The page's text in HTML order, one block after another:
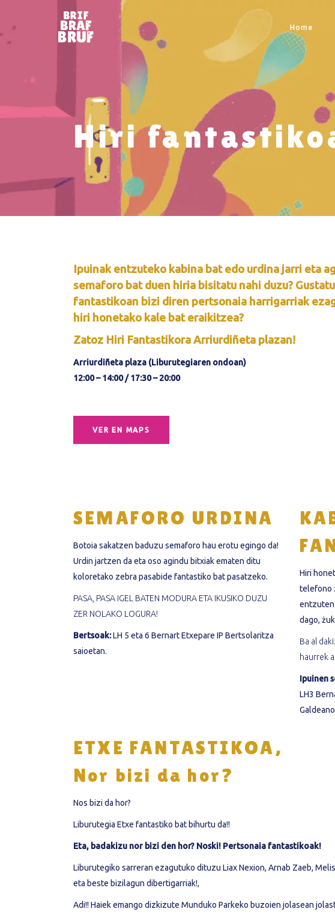
Home
Hiri
Ipuinak entzuteko kabina bat edo urdina jarri eta
semaforo bat duen hiria bisitatu nahi duzu?
fantastikoan bizi diren pertsonaia harrigarriak
hiri honetako kale bat eraikitzea?
Zatoz Hiri Fantastikora Arriurdiñeta plazan!
Arriurdiñeta plaza (Liburutegiaren ondoan)
12:00 – 14:00 / 17:30 – 20:00
VER EN MAPS
SEMAFORO URDINA
Botoia sakatzen baduzu semaforo hau erotu egingo da!
Urdin jartzen da eta oso agindu bitxiak ematen ditu
koloretako zebra pasabide fantastiko bat pasatzeko.
PASA, PASA IGEL BATEN MODURA ETA IKUSIKO DUZU
ZER NOLAKO LOGURA!
Bertsoak:LH 5 eta 6 Bernart Etxepare IP Bertsolaritza
saioetan.
Hiri
telefono
entzuten
dago,
Ba al
haurrek
Ipuinen
LH3
ETXE FANTASTIKOA,
Nor bizi da hor?
Nos bizi da hor?
Liburutegia Etxe fantastiko bat bihurtu da!!
Eta, badakizu nor bizi den hor? Noski! Pertsonaia fantastikoak!
Liburutegiko sarreran ezagutuko dituzu Liax Nexion, Arnab Zaeb,
eta beste bizilagun dibertigarriak!,
Adi!! Haiek emango dizkizute Munduko Parkeko buzoien jolasean